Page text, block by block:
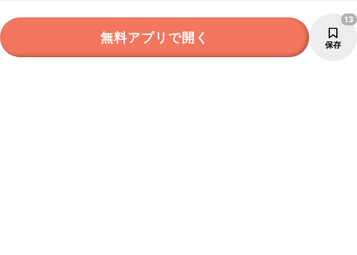
無料アプリで開く 保存
13